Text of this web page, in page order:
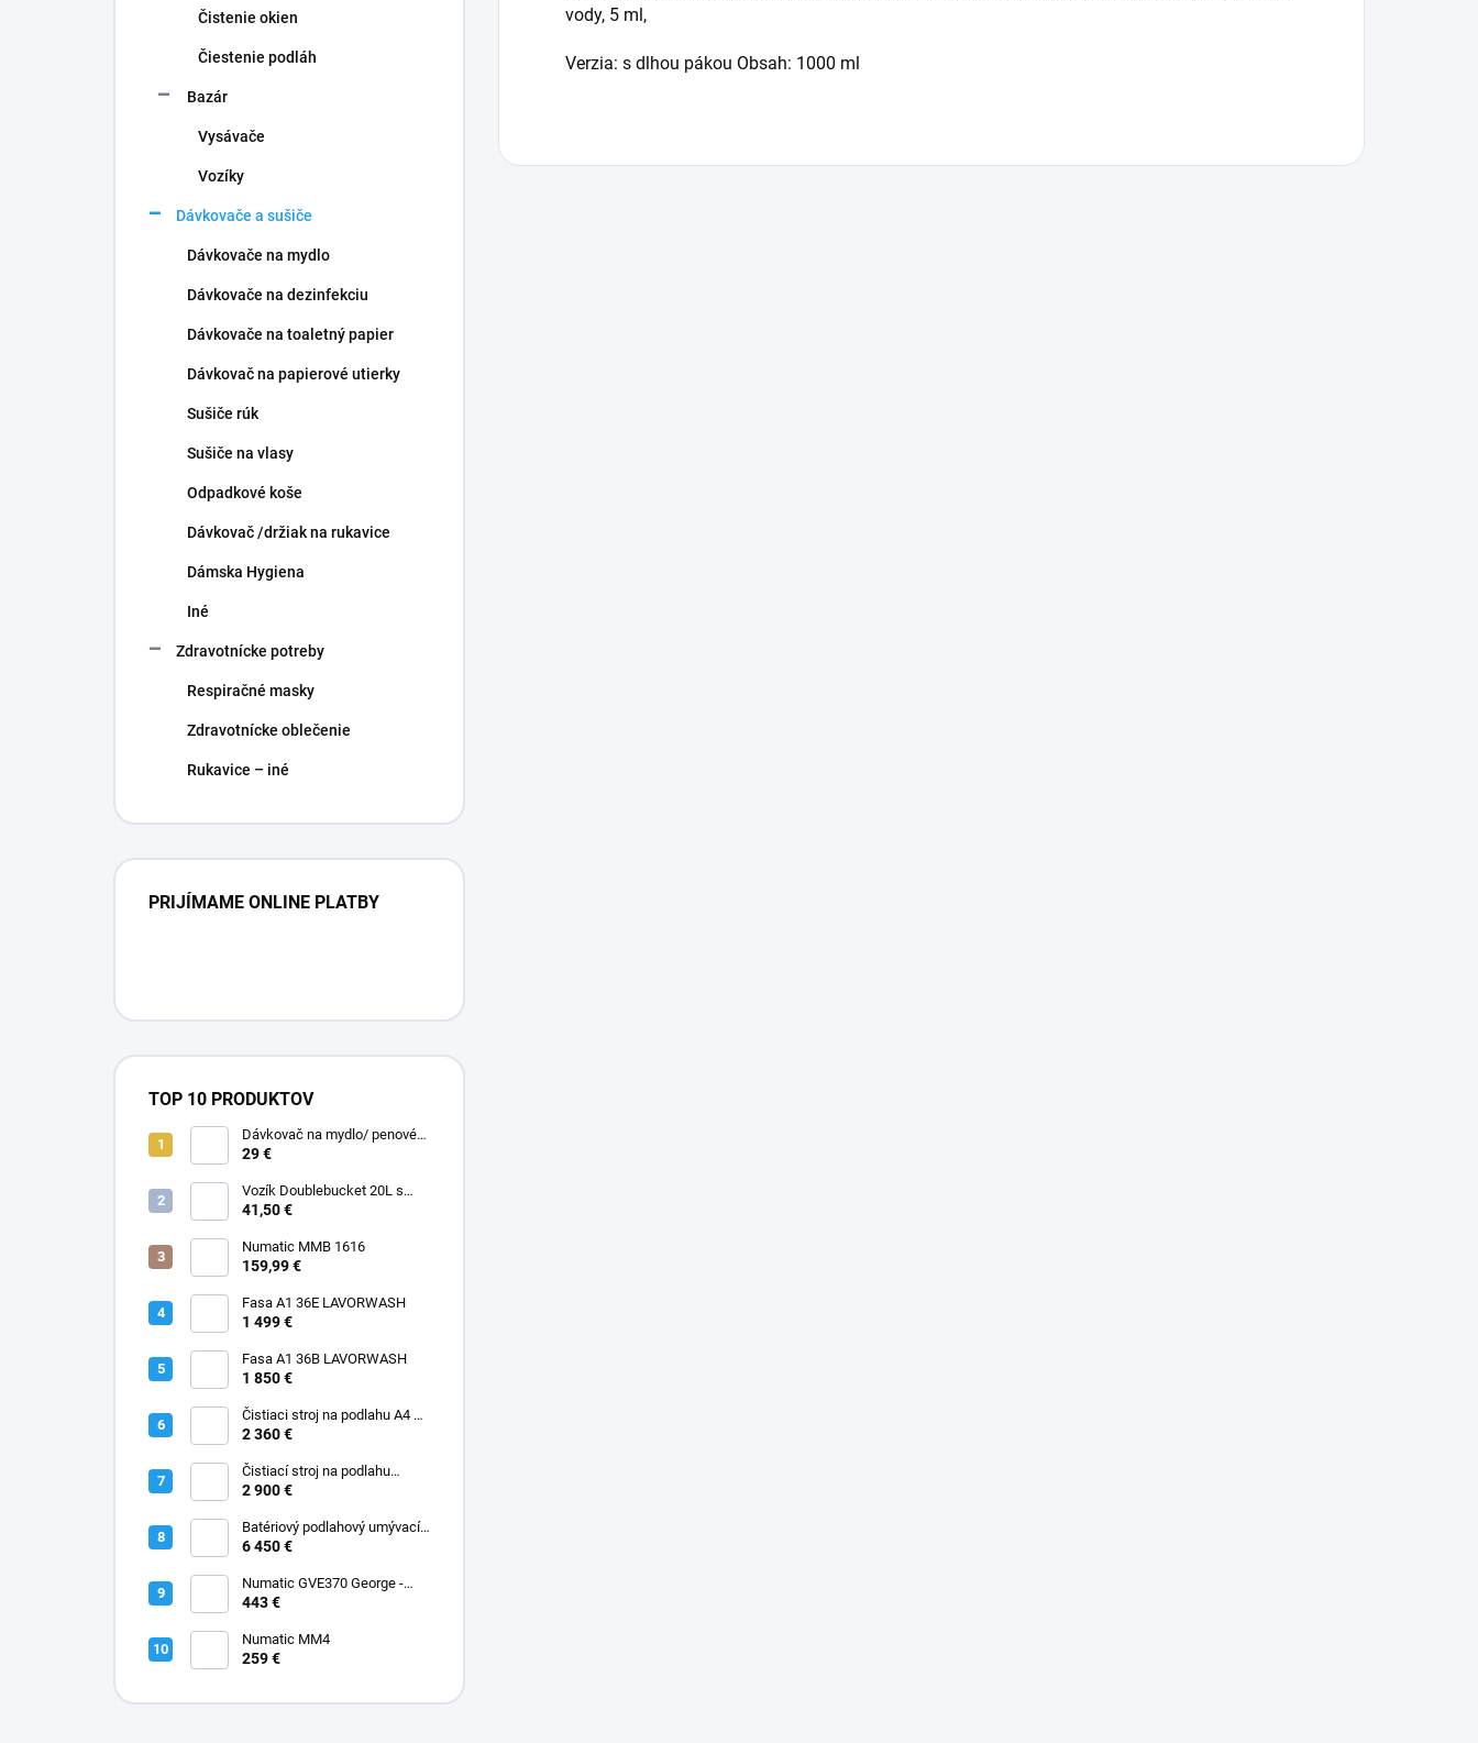
Čistenie okien
Čiestenie podláh
Bazár
Vysávače
Vozíky
Dávkovače a sušiče
Dávkovače na mydlo
Dávkovače na dezinfekciu
Dávkovače na toaletný papier
Dávkovač na papierové utierky
Sušiče rúk
Sušiče na vlasy
Odpadkové koše
Dávkovač /držiak na rukavice
Dámska Hygiena
Iné
Zdravotnícke potreby
Respiračné masky
Zdravotnícke oblečenie
Rukavice – iné
PRIJÍMAME ONLINE PLATBY
TOP 10 PRODUKTOV
Dávkovač na mydlo/ penové
mydlo / gél
29 €
Vozík Doublebucket 20L s
horizontálnym lisom
41,50 €
Numatic MMB 1616
159,99 €
Fasa A1 36E LAVORWASH
1 499 €
Fasa A1 36B LAVORWASH
1 850 €
Čistiaci stroj na podlahu A4 45
B Fasa
2 360 €
Čistiací stroj na podlahu
batériový A5 EVO 50 B Fasa
2 900 €
Batériový podlahový umývací
stroj A12 Rider Fasa
6 450 €
Numatic GVE370 George -
Kobercový extraktor s
443 €
Numatic MM4
259 €
vody, 5 ml,
Verzia: s dlhou pákou Obsah: 1000 ml